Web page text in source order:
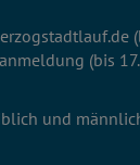
(bis
und